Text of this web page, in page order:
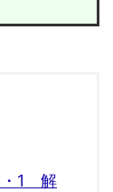
・1 解